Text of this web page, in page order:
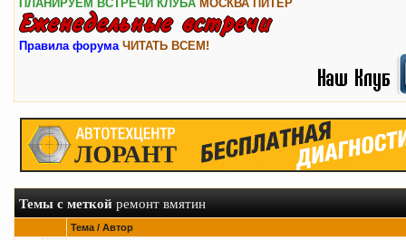
ПЛАНИРУЕМ ВСТРЕЧИ КЛУБА МОСКВА ПИТЕР
Правила форума ЧИТАТЬ ВСЕМ!
Темы с меткойремонт вмятин
Тема / Автор